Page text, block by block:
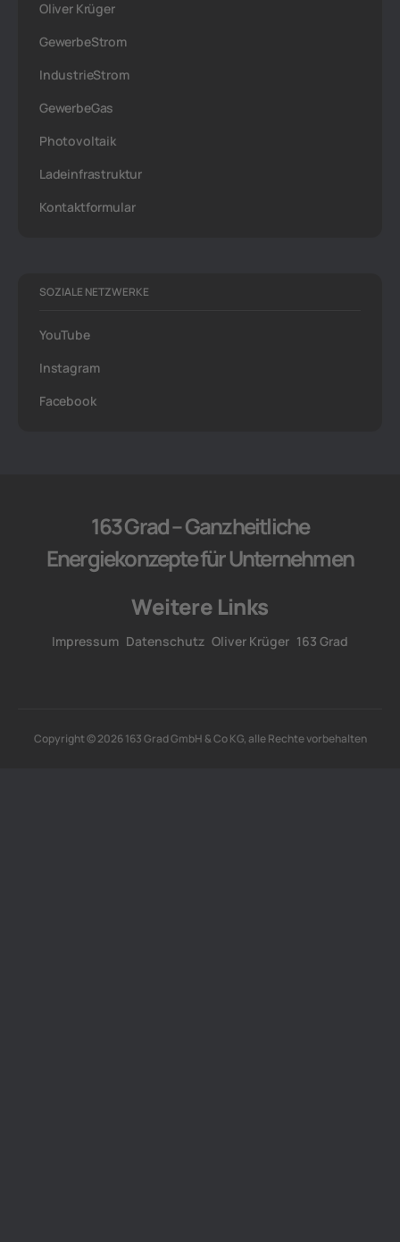
Oliver Krüger
GewerbeStrom
IndustrieStrom
GewerbeGas
Photovoltaik
Ladeinfrastruktur
Kontaktformular
SOZIALE NETZWERKE
YouTube
Instagram
Facebook
163 Grad – Ganzheitliche
Energiekonzepte für Unternehmen
Weitere Links
Impressum Datenschutz Oliver Krüger 163 Grad
Copyright © 2026 163 Grad GmbH & Co KG, alle Rechte vorbehalten